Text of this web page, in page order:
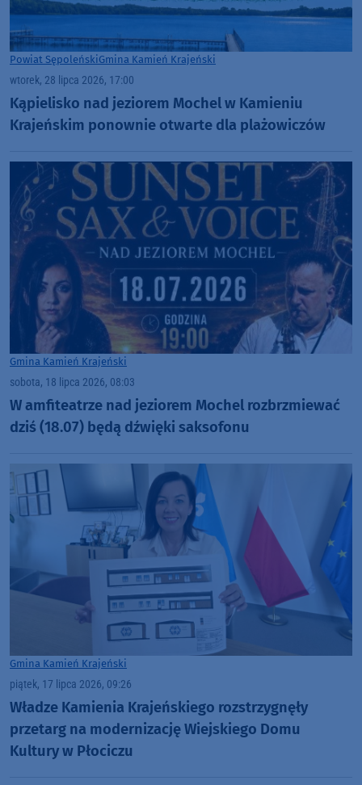
Powiat SępoleńskiGmina Kamień Krajeński
wtorek, 28 lipca 2026, 17:00
Kąpielisko nad jeziorem Mochel w Kamieniu
Krajeńskim ponownie otwarte dla plażowiczów
Gmina Kamień Krajeński
sobota, 18 lipca 2026, 08:03
W amfiteatrze nad jeziorem Mochel rozbrzmiewać
dziś (18.07) będą dźwięki saksofonu
Gmina Kamień Krajeński
piątek, 17 lipca 2026, 09:26
Władze Kamienia Krajeńskiego rozstrzygnęły
przetarg na modernizację Wiejskiego Domu
Kultury w Płociczu